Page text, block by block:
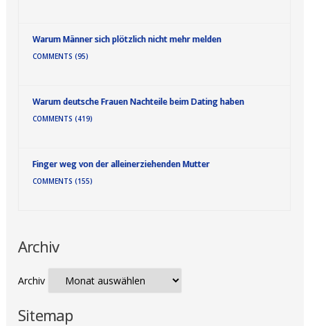
Warum Männer sich plötzlich nicht mehr melden
COMMENTS (95)
Warum deutsche Frauen Nachteile beim Dating haben
COMMENTS (419)
Finger weg von der alleinerziehenden Mutter
COMMENTS (155)
Archiv
Archiv
Sitemap